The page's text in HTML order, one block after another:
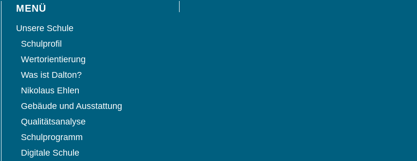
MENÜ
Unsere Schule
Schulprofil
Wertorientierung
Was ist Dalton?
Nikolaus Ehlen
Gebäude und Ausstattung
Qualitätsanalyse
Schulprogramm
Digitale Schule